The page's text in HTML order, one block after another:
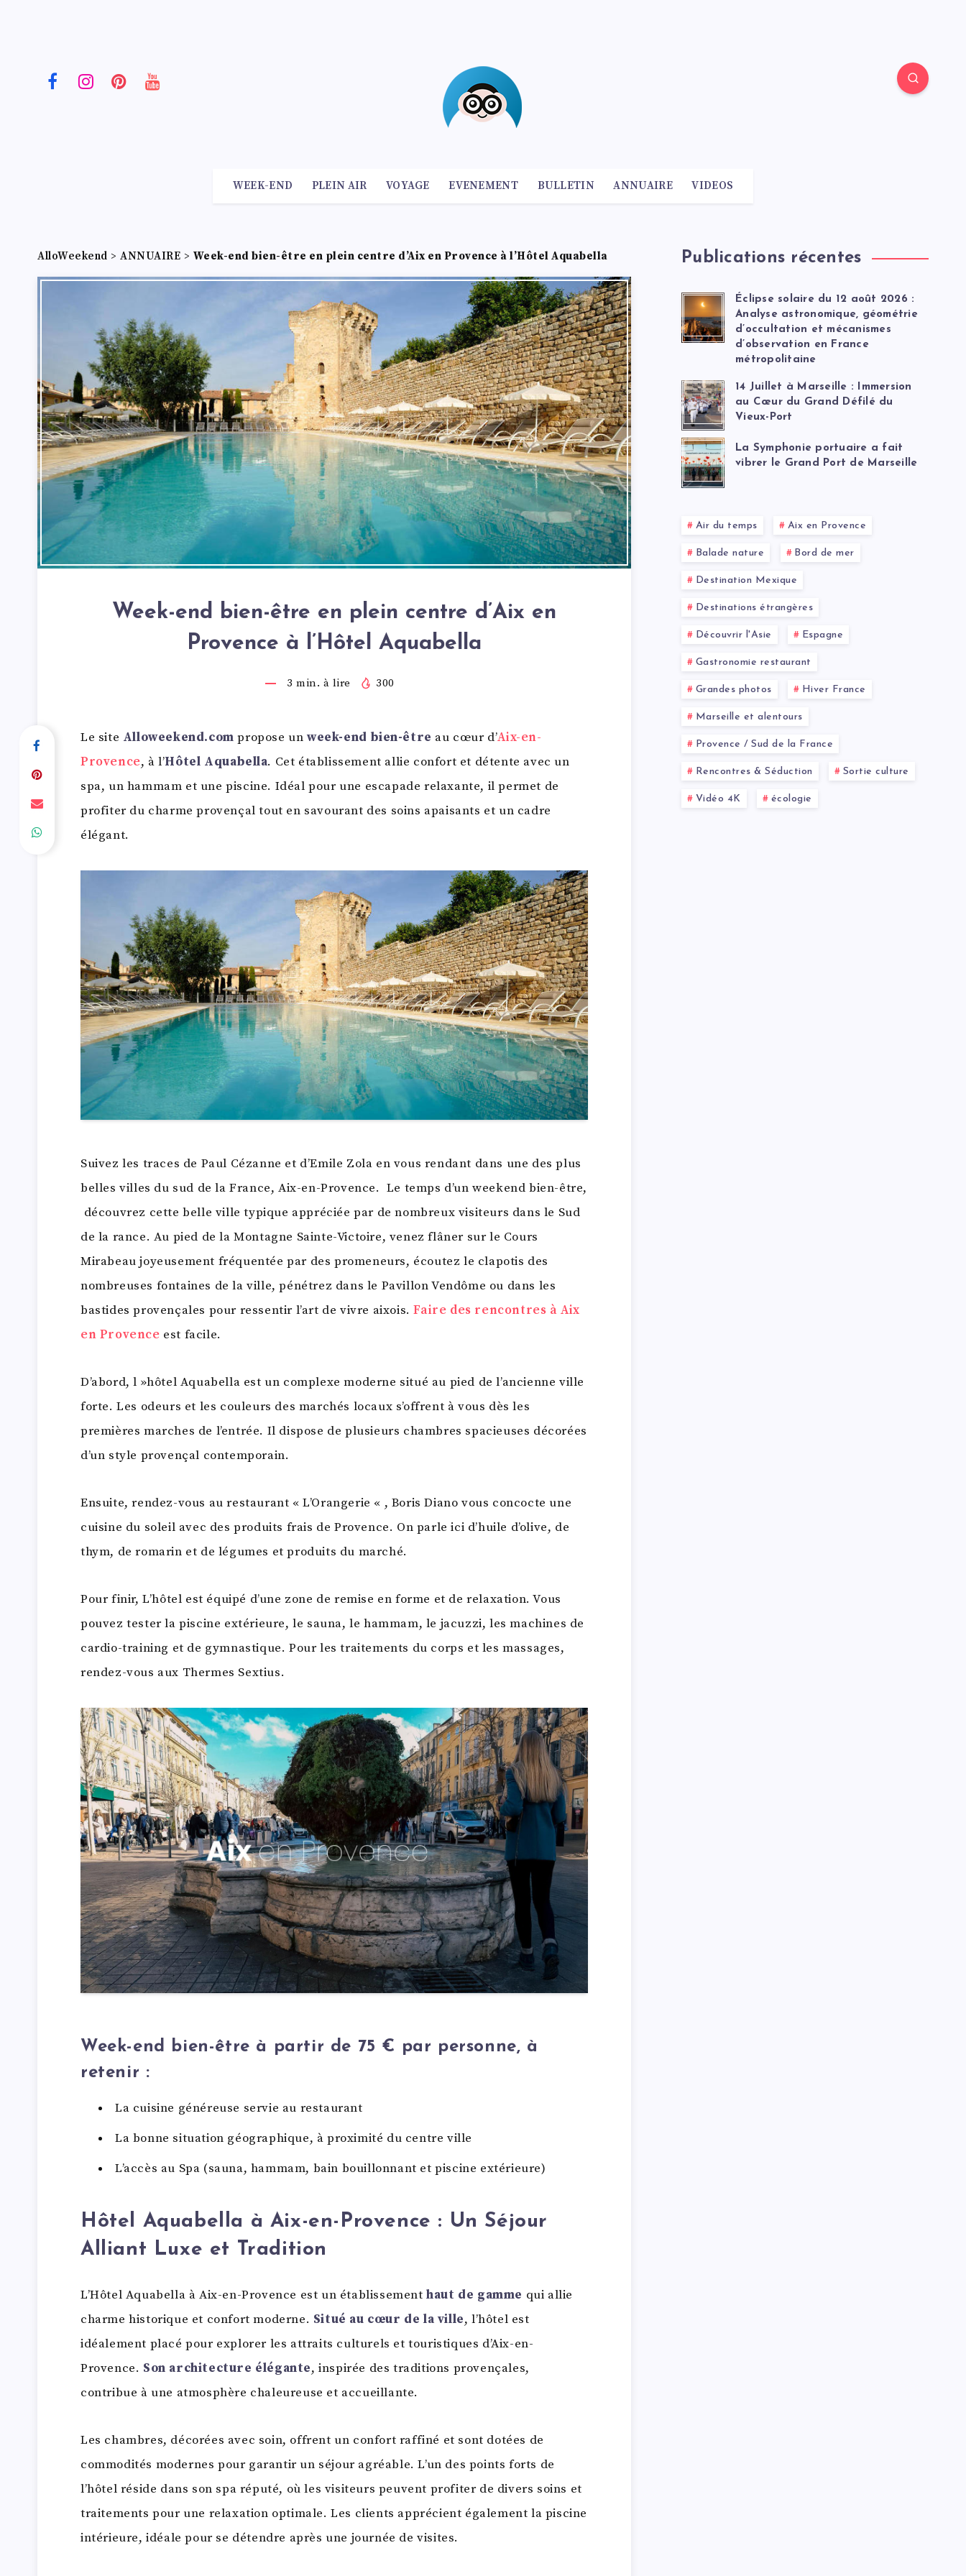
WEEK-END PLEIN AIR VOYAGE EVENEMENT BULLETIN ANNUAIRE VIDEOS
AlloWeekend > ANNUAIRE > Week-end bien-être en plein centre d’Aix en Provence à l’Hôtel Aquabella
Week-end bien-être en plein centre d’Aix en
Provence à l’Hôtel Aquabella
3 min. à lire 300
Le site Alloweekend.com propose unweek-end bien-être au cœur d’Aix-en-
Provence, à l’Hôtel Aquabella. Cet établissement allie confort et détente avec un
spa, un hammam et une piscine. Idéal pour une escapade relaxante, il permet de
profiter du charme provençal tout en savourant des soins apaisants et un cadre
élégant.
Suivez les traces de Paul Cézanne et d’Emile Zola en vous rendant dans une des plus
belles villes du sud de la France, Aix-en-Provence. Le temps d’un weekend bien-être,
découvrez cette belle ville typique appréciée par de nombreux visiteurs dans le Sud
de la rance. Au pied de la Montagne Sainte-Victoire, venez flâner sur le Cours
Mirabeau joyeusement fréquentée par des promeneurs, écoutez le clapotis des
nombreuses fontaines de la ville, pénétrez dans le Pavillon Vendôme ou dans les
bastides provençales pour ressentir l’art de vivre aixois.Faire des rencontres à Aix
en Provence est facile.
D’abord, l »hôtel Aquabella est un complexe moderne situé au pied de l’ancienne ville
forte. Les odeurs et les couleurs des marchés locaux s’offrent à vous dès les
premières marches de l’entrée. Il dispose de plusieurs chambres spacieuses décorées
d’un style provençal contemporain.
Ensuite, rendez-vous au restaurant « L’Orangerie « , Boris Diano vous concocte une
cuisine du soleil avec des produits frais de Provence. On parle ici d’huile d’olive, de
thym, de romarin et de légumes et produits du marché.
Pour finir, L’hôtel est équipé d’une zone de remise en forme et de relaxation. Vous
pouvez tester la piscine extérieure, le sauna, le hammam, le jacuzzi, les machines de
cardio-training et de gymnastique. Pour les traitements du corps et les massages,
rendez-vous aux Thermes Sextius.
Week-end bien-être à partir de 75 € par personne, à
retenir :
La cuisine généreuse servie au restaurant
La bonne situation géographique, à proximité du centre ville
L’accès au Spa (sauna, hammam, bain bouillonnant et piscine extérieure)
Hôtel Aquabella à Aix-en-Provence : Un Séjour
Alliant Luxe et Tradition
L’Hôtel Aquabella à Aix-en-Provence est un établissementhaut de gamme qui allie
charme historique et confort moderne. Situé au cœur de la ville, l’hôtel est
idéalement placé pour explorer les attraits culturels et touristiques d’Aix-en-
Provence. Son architecture élégante, inspirée des traditions provençales,
contribue à une atmosphère chaleureuse et accueillante.
Les chambres, décorées avec soin, offrent un confort raffiné et sont dotées de
commodités modernes pour garantir un séjour agréable. L’un des points forts de
l’hôtel réside dans son spa réputé, où les visiteurs peuvent profiter de divers soins et
traitements pour une relaxation optimale. Les clients apprécient également la piscine
intérieure, idéale pour se détendre après une journée de visites.
Publications récentes
Éclipse solaire du 12 août 2026 :
Analyse astronomique, géométrie
d’occultation et mécanismes
d’observation en France
métropolitaine
14 Juillet à Marseille : Immersion
au Cœur du Grand Défilé du
Vieux-Port
La Symphonie portuaire a fait
vibrer le Grand Port de Marseille
Air du temps Aix en Provence
Balade nature Bord de mer
Destination Mexique
Destinations étrangères
Découvrir l'Asie Espagne
Gastronomie restaurant
Grandes photos Hiver France
Marseille et alentours
Provence / Sud de la France
Rencontres & Séduction Sortie culture
Vidéo 4K écologie